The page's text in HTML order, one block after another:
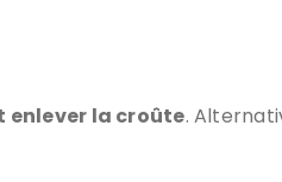
enlever la croûte.